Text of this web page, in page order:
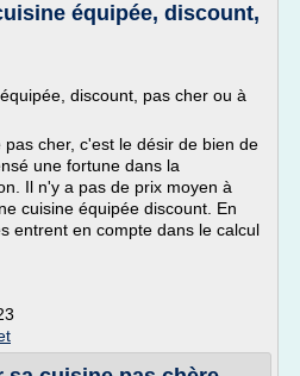
équipée, discount,
discount, pas cher ou à
cher, c'est le désir de bien de
une fortune dans la
Il n'y a pas de prix moyen à
cuisine équipée discount. En
entrent en compte dans le calcul